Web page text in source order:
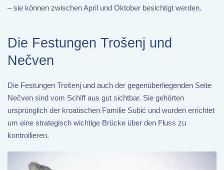
– sie können zwischen April und Oktober besichtigt werden.
Die Festungen Trošenj und
Nečven
Die Festungen Trošenj und auch der gegenüberliegenden Seite
Nečven sind vom Schiff aus gut sichtbar. Sie gehörten
ursprünglich der kroatischen Familie Subić und wurden errichtet
um eine strategisch wichtige Brücke über den Fluss zu
kontrollieren.